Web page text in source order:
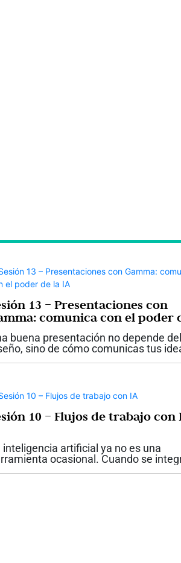
13 – Presentaciones con
comunica con el poder
buena presentación no depende del
sino de cómo comunicas tus
10 – Flujos de trabajo con
inteligencia artificial ya no es una
ocasional. Cuando se
forma estructurada, se convierte en